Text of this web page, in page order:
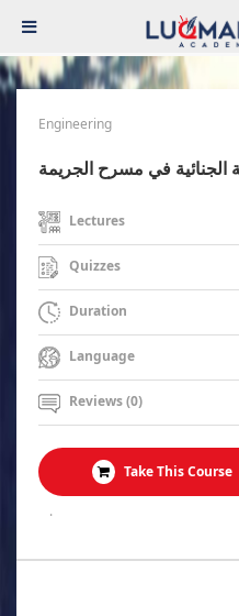
Engineering
الجنائية في مسرح الجريمة
Lectures
Quizzes
Duration
Language
Reviews (0)
Take This Course
.